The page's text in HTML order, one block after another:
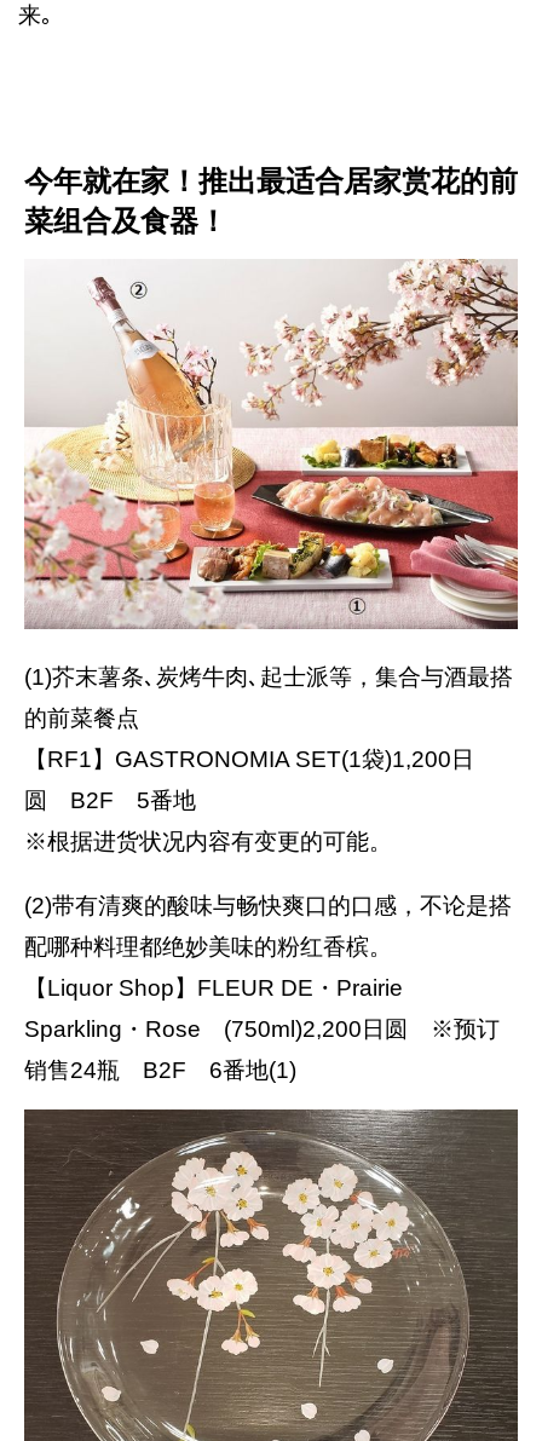
来｡
今年就在家！推出最适合居家赏花的前
菜组合及食器！
(1)芥末薯条､炭烤牛肉､起士派等，集合与酒最搭
的前菜餐点
【RF1】GASTRONOMIA SET(1袋)1,200日
圆 B2F 5番地
※根据进货状况内容有变更的可能。
(2)带有清爽的酸味与畅快爽口的口感，不论是搭
配哪种料理都绝妙美味的粉红香槟。
【Liquor Shop】FLEUR DE・Prairie
Sparkling・Rose (750ml)2,200日圆 ※预订
销售24瓶 B2F 6番地(1)